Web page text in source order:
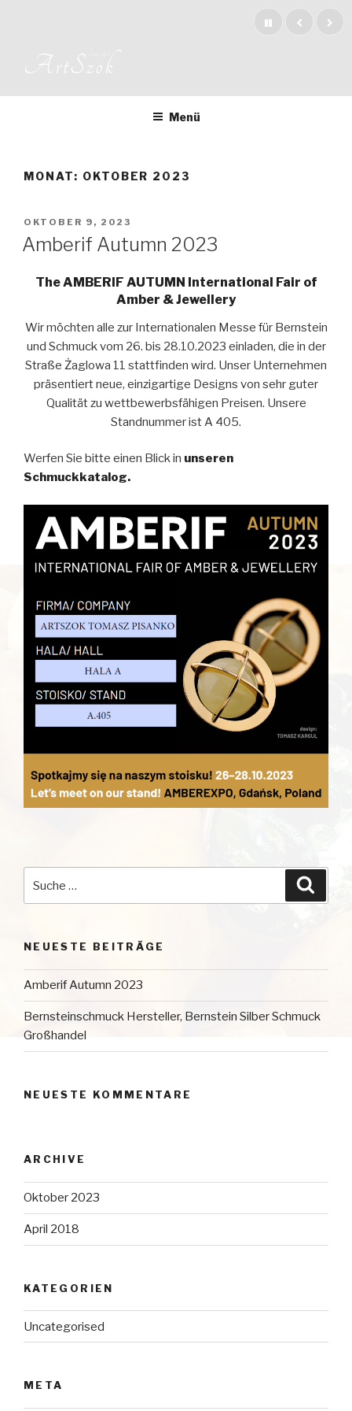
ArtSzok
Menü
MONAT: OKTOBER 2023
VERÖFFENTLICHT
AM
OKTOBER 9, 2023
Amberif Autumn 2023
The AMBERIF AUTUMN International Fair of
Amber & Jewellery
Wir möchten alle zur Internationalen Messe für Bernstein
und Schmuck vom 26. bis 28.10.2023 einladen, die in der
Straße Żaglowa 11 stattfinden wird. Unser Unternehmen
präsentiert neue, einzigartige Designs von sehr guter
Qualität zu wettbewerbsfähigen Preisen. Unsere
Standnummer ist A 405.
Werfen Sie bitte einen Blick in unseren
Schmuckkatalog.
NEUESTE BEITRÄGE
Amberif Autumn 2023
Bernsteinschmuck Hersteller, Bernstein Silber Schmuck
Großhandel
NEUESTE KOMMENTARE
ARCHIVE
Oktober 2023
April 2018
KATEGORIEN
Uncategorised
META